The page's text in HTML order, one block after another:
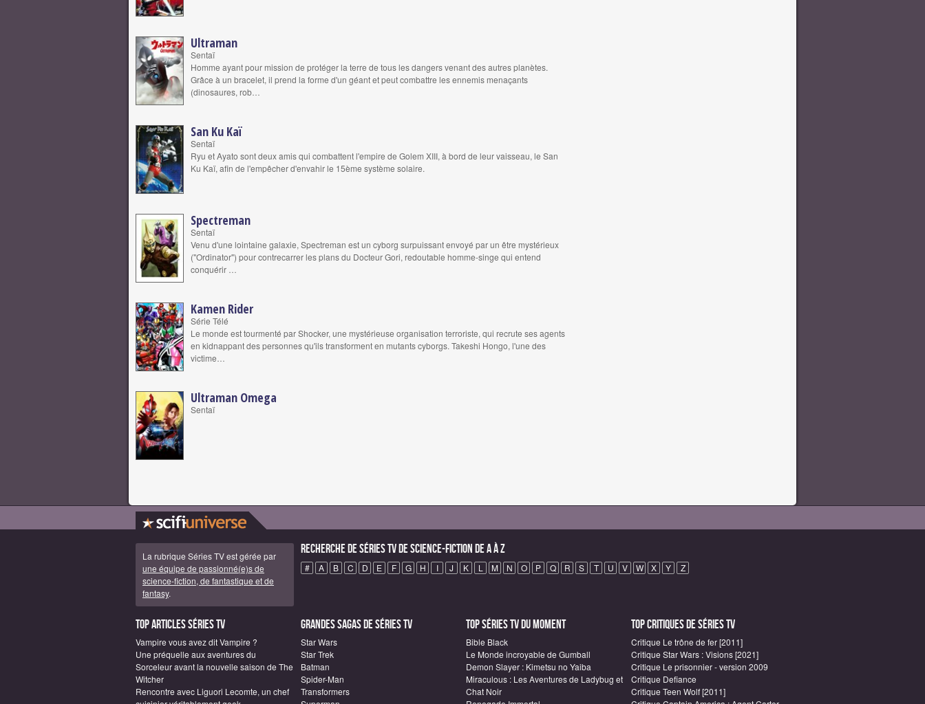
Ultraman
Sentaï
Homme ayant pour mission de protéger la terre de tous les dangers venant des autres planètes.
Grâce à un bracelet, il prend la forme d'un géant et peut combattre les ennemis menaçants
(dinosaures, rob…
San Ku Kaï
Sentaï
Ryu et Ayato sont deux amis qui combattent l'empire de Golem XIII, à bord de leur vaisseau, le San
Ku Kaï, afin de l'empêcher d'envahir le 15ème système solaire.
Spectreman
Sentaï
Venu d'une lointaine galaxie, Spectreman est un cyborg surpuissant envoyé par un être mystérieux
("Ordinator") pour contrecarrer les plans du Docteur Gori, redoutable homme-singe qui entend
conquérir …
Kamen Rider
Série Télé
Le monde est tourmenté par Shocker, une mystérieuse organisation terroriste, qui recrute ses agents
en kidnappant des personnes qu'ils transforment en mutants cyborgs. Takeshi Hongo, l'une des
victime…
Ultraman Omega
Sentaï
La rubrique Séries TV est gérée par
une équipe de passionné(e)s de
science-fiction, de fantastique et de
fantasy.
Recherche de Séries TV de science-fiction de A à Z
# A B C D E F G H I J K L M N O P Q R S T U V W X Y Z
Top articles Séries TV
Vampire vous avez dit Vampire ?
Une préquelle aux aventures du
Sorceleur avant la nouvelle saison de The
Witcher
Rencontre avec Liguori Lecomte, un chef
Grandes sagas de Séries TV
Star Wars
Star Trek
Batman
Spider-Man
Transformers
Top Séries TV du moment
Bible Black
Le Monde incroyable de Gumball
Demon Slayer : Kimetsu no Yaiba
Miraculous : Les Aventures de Ladybug et
Chat Noir
Top critiques de Séries TV
Critique Le trône de fer [2011]
Critique Star Wars : Visions [2021]
Critique Le prisonnier - version 2009
Critique Defiance
Critique Teen Wolf [2011]